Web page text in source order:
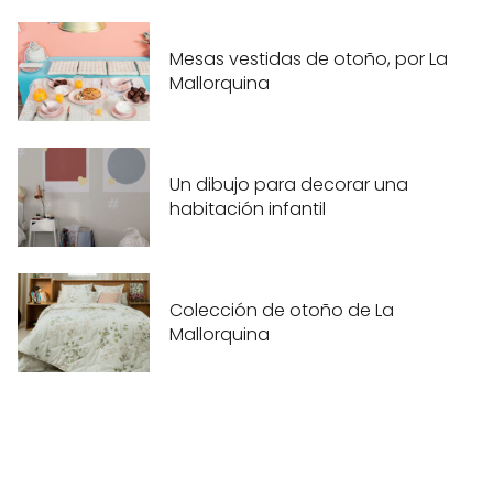
Mesas vestidas de otoño, por La
Mallorquina
Un dibujo para decorar una
habitación infantil
Colección de otoño de La
Mallorquina